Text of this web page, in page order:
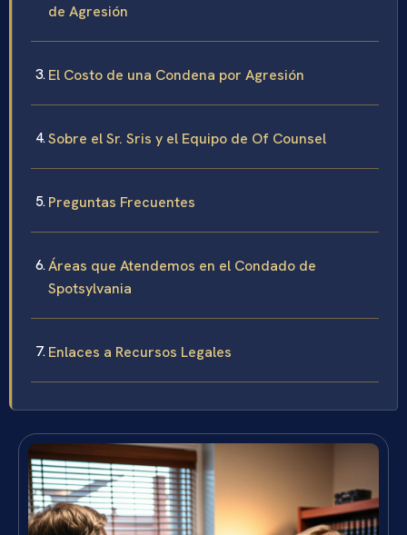
de Agresión
El Costo de una Condena por Agresión
Sobre el Sr. Sris y el Equipo de Of Counsel
Preguntas Frecuentes
Áreas que Atendemos en el Condado de
Spotsylvania
Enlaces a Recursos Legales